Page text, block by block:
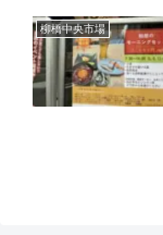
柳橋中央市場